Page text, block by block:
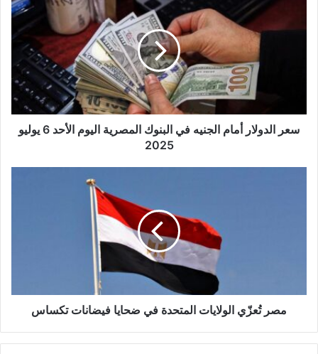
ر
سعر الدولار أمام الجنيه في البنوك المصرية اليوم الأحد 6 يوليو
2025
مصر تُعزّي الولايات المتحدة في ضحايا فيضانات تكساس